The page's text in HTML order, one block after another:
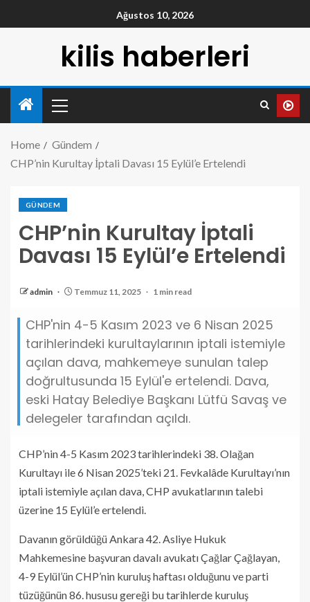
Ağustos 10, 2026
kilis haberleri
Home
Gündem
CHP’nin Kurultay İptali Davası 15 Eylül’e Ertelendi
GÜNDEM
CHP’nin Kurultay İptali
Davası 15 Eylül’e Ertelendi
admin Temmuz 11, 2025 1 min read
CHP'nin 4-5 Kasım 2023 ve 6 Nisan 2025
tarihlerindeki kurultaylarının iptali istemiyle
açılan dava, mahkemeye sunulan talep
doğrultusunda 15 Eylül'e ertelendi. Dava,
eski Hatay Belediye Başkanı Lütfü Savaş ve
delegeler tarafından açıldı.
CHP’nin 4-5 Kasım 2023 tarihlerindeki 38. Olağan
Kurultayı ile 6 Nisan 2025’teki 21. Fevkalâde Kurultayı’nın
iptali istemiyle açılan dava, CHP avukatlarının talebi
üzerine 15 Eylül’e ertelendi.
Davanın görüldüğü Ankara 42. Asliye Hukuk
Mahkemesine başvuran davalı avukatı Çağlar Çağlayan,
4-9 Eylül’ün CHP’nin kuruluş haftası olduğunu ve parti
tüzüğünün 86. hususu gereği bu tarihlerde kuruluş